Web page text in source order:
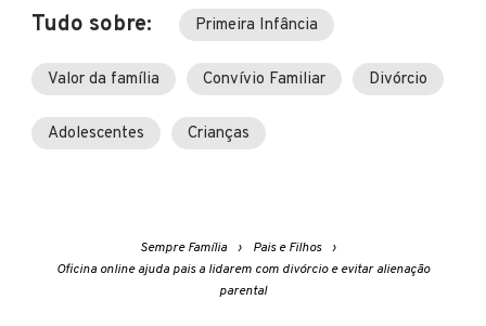
Tudo sobre: Primeira Infância
Valor da família Convívio Familiar Divórcio
Adolescentes Crianças
Sempre Família
Pais e Filhos
Oficina online ajuda pais a lidarem com divórcio e evitar alienação
parental